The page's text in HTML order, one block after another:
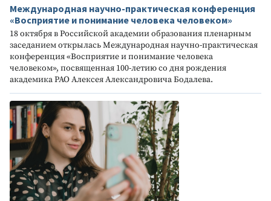
Международная научно-практическая конференция
«Восприятие и понимание человека человеком»
18 октября в Российской академии образования пленарным
заседанием открылась Международная научно-практическая
конференция «Восприятие и понимание человека
человеком», посвященная 100-летию со дня рождения
академика РАО Алексея Александровича Бодалева.